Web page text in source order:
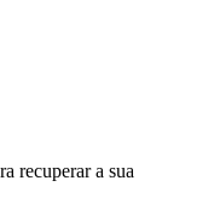
recuperar a sua